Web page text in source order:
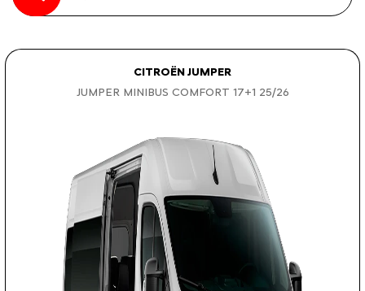
CITROËN JUMPER
JUMPER MINIBUS COMFORT 17+1 25/26